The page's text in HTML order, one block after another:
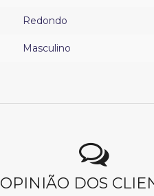
Redondo
Masculino
OPINIÃO DOS